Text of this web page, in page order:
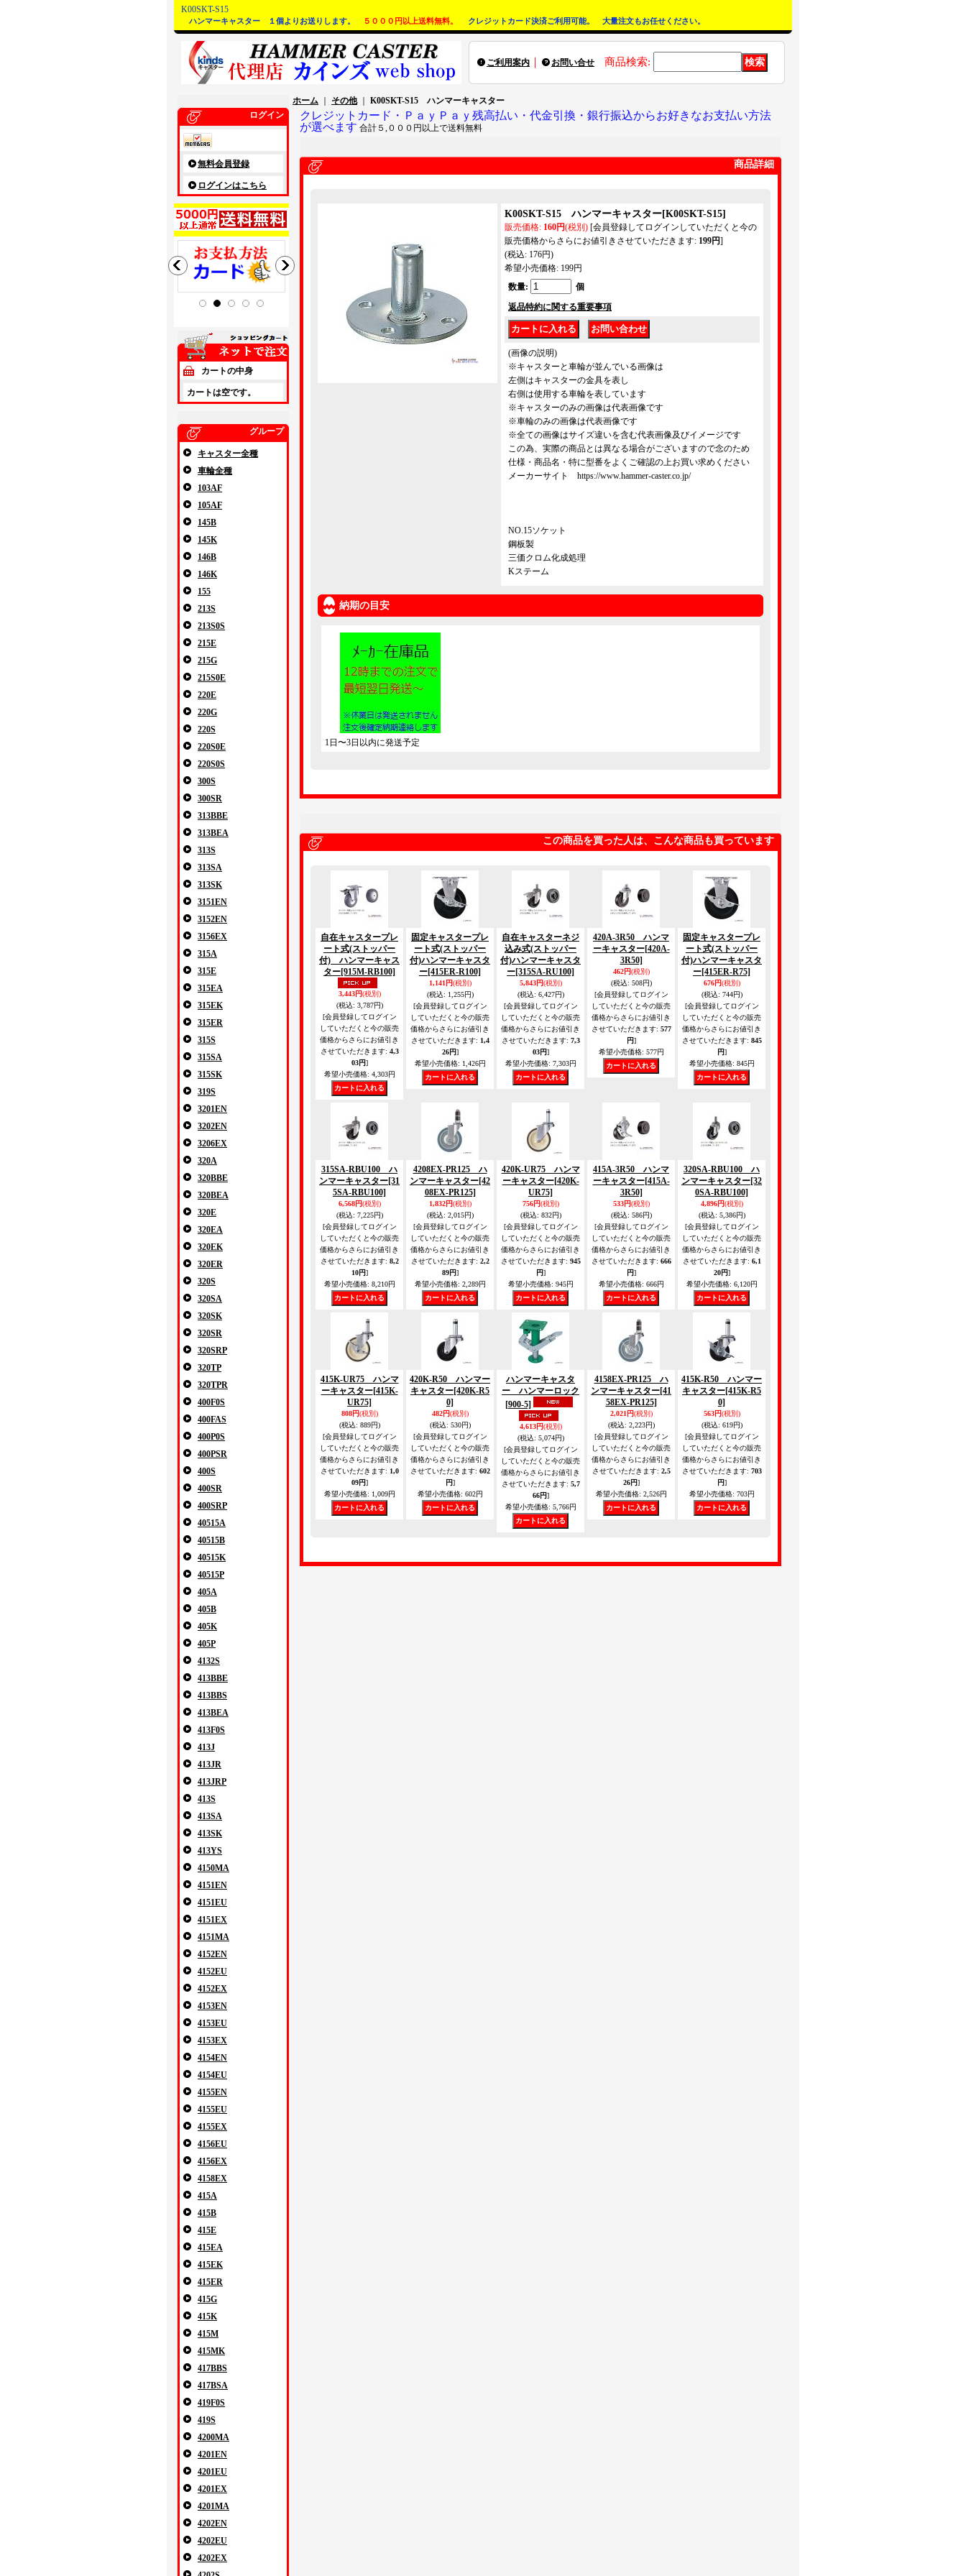
K00SKT-S15
ハンマーキャスター １個よりお送りします。 ５０００円以上送料無料。 クレジットカード決済ご利用可能。 大量注文もお任せください。
ご利用案内 ｜ お問い合せ 商品検索:
ログイン
無料会員登録
ログインはこちら
カートの中身
カートは空です。
グループ
キャスター全種
車輪全種
103AF
105AF
145B
145K
146B
146K
155
213S
213S0S
215E
215G
215S0E
220E
220G
220S
220S0E
220S0S
300S
300SR
313BBE
313BEA
313S
313SA
313SK
3151EN
3152EN
3156EX
315A
315E
315EA
315EK
315ER
315S
315SA
315SK
319S
3201EN
3202EN
3206EX
320A
320BBE
320BEA
320E
320EA
320EK
320ER
320S
320SA
320SK
320SR
320SRP
320TP
320TPR
400F0S
400FAS
400P0S
400PSR
400S
400SR
400SRP
40515A
40515B
40515K
40515P
405A
405B
405K
405P
4132S
413BBE
413BBS
413BEA
413F0S
413J
413JR
413JRP
413S
413SA
413SK
413YS
4150MA
4151EN
4151EU
4151EX
4151MA
4152EN
4152EU
4152EX
4153EN
4153EU
4153EX
4154EN
4154EU
4155EN
4155EU
4155EX
4156EU
4156EX
4158EX
415A
415B
415E
415EA
415EK
415ER
415G
415K
415M
415MK
417BBS
417BSA
419F0S
419S
4200MA
4201EN
4201EU
4201EX
4201MA
4202EN
4202EU
4202EX
ホーム その他｜ K00SKT-S15 ハンマーキャスター
クレジットカード・ＰａｙＰａｙ残高払い・代金引換・銀行振込からお好きなお支払い方法
が選べます 合計５,０００円以上で送料無料
商品詳細
K00SKT-S15 ハンマーキャスター[K00SKT-S15]
販売価格: 160円(税別) [会員登録してログインしていただくと今の
販売価格からさらにお値引きさせていただきます: 199円]
(税込: 176円)
希望小売価格: 199円
数量:
個
返品特約に関する重要事項
(画像の説明)
※キャスターと車輪が並んでいる画像は
左側はキャスターの金具を表し
右側は使用する車輪を表しています
※キャスターのみの画像は代表画像です
※車輪のみの画像は代表画像です
※全ての画像はサイズ違いを含む代表画像及びイメージです
この為、実際の商品とは異なる場合がございますので念のため
仕様・商品名・特に型番をよくご確認の上お買い求めください
メーカーサイト https://www.hammer-caster.co.jp/
NO.15ソケット
鋼板製
三価クロム化成処理
Kステーム
納期の目安
1日〜3日以内に発送予定
この商品を買った人は、こんな商品も買っています
自在キャスタープレ
ート式(ストッパー
付) ハンマーキャス
ター[915M-RB100]
3,443円(税別)
(税込: 3,787円)
[会員登録してログイン
していただくと今の販売
価格からさらにお値引き
させていただきます: 4,3
03円]
希望小売価格: 4,303円
固定キャスタープレ
ート式(ストッパー
付)ハンマーキャスタ
ー[415ER-R100]
1,141円(税別)
(税込: 1,255円)
[会員登録してログイン
していただくと今の販売
価格からさらにお値引き
させていただきます: 1,4
26円]
希望小売価格: 1,426円
自在キャスターネジ
込み式(ストッパー
付)ハンマーキャスタ
ー[315SA-RU100]
5,843円(税別)
(税込: 6,427円)
[会員登録してログイン
していただくと今の販売
価格からさらにお値引き
させていただきます: 7,3
03円]
希望小売価格: 7,303円
420A-3R50 ハンマ
ーキャスター[420A-
3R50]
462円(税別)
(税込: 508円)
[会員登録してログイン
していただくと今の販売
価格からさらにお値引き
させていただきます: 577
円]
希望小売価格: 577円
固定キャスタープレ
ート式(ストッパー
付)ハンマーキャスタ
ー[415ER-R75]
676円(税別)
(税込: 744円)
[会員登録してログイン
していただくと今の販売
価格からさらにお値引き
させていただきます: 845
円]
希望小売価格: 845円
315SA-RBU100 ハ
ンマーキャスター[31
5SA-RBU100]
6,568円(税別)
(税込: 7,225円)
[会員登録してログイン
していただくと今の販売
価格からさらにお値引き
させていただきます: 8,2
10円]
希望小売価格: 8,210円
4208EX-PR125 ハ
ンマーキャスター[42
08EX-PR125]
1,832円(税別)
(税込: 2,015円)
[会員登録してログイン
していただくと今の販売
価格からさらにお値引き
させていただきます: 2,2
89円]
希望小売価格: 2,289円
420K-UR75 ハンマ
ーキャスター[420K-
UR75]
756円(税別)
(税込: 832円)
[会員登録してログイン
していただくと今の販売
価格からさらにお値引き
させていただきます: 945
円]
希望小売価格: 945円
415A-3R50 ハンマ
ーキャスター[415A-
3R50]
533円(税別)
(税込: 586円)
[会員登録してログイン
していただくと今の販売
価格からさらにお値引き
させていただきます: 666
円]
希望小売価格: 666円
320SA-RBU100 ハ
ンマーキャスター[32
0SA-RBU100]
4,896円(税別)
(税込: 5,386円)
[会員登録してログイン
していただくと今の販売
価格からさらにお値引き
させていただきます: 6,1
20円]
希望小売価格: 6,120円
415K-UR75 ハンマ
ーキャスター[415K-
UR75]
808円(税別)
(税込: 889円)
[会員登録してログイン
していただくと今の販売
価格からさらにお値引き
させていただきます: 1,0
09円]
希望小売価格: 1,009円
420K-R50 ハンマー
キャスター[420K-R5
0]
482円(税別)
(税込: 530円)
[会員登録してログイン
していただくと今の販売
価格からさらにお値引き
させていただきます: 602
円]
希望小売価格: 602円
ハンマーキャスタ
ー ハンマーロック
[900-5]
4,613円(税別)
(税込: 5,074円)
[会員登録してログイン
していただくと今の販売
価格からさらにお値引き
させていただきます: 5,7
66円]
希望小売価格: 5,766円
4158EX-PR125 ハ
ンマーキャスター[41
58EX-PR125]
2,021円(税別)
(税込: 2,223円)
[会員登録してログイン
していただくと今の販売
価格からさらにお値引き
させていただきます: 2,5
26円]
希望小売価格: 2,526円
415K-R50 ハンマー
キャスター[415K-R5
0]
563円(税別)
(税込: 619円)
[会員登録してログイン
していただくと今の販売
価格からさらにお値引き
させていただきます: 703
円]
希望小売価格: 703円